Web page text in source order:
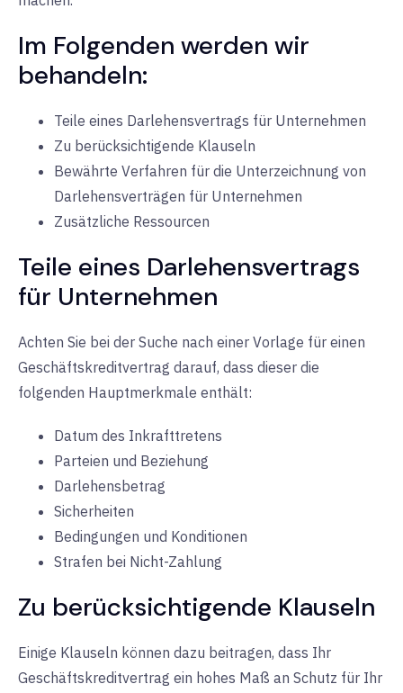
Im Folgenden werden wir
behandeln:
Teile eines Darlehensvertrags für Unternehmen
Zu berücksichtigende Klauseln
Bewährte Verfahren für die Unterzeichnung von
Darlehensverträgen für Unternehmen
Zusätzliche Ressourcen
Teile eines Darlehensvertrags
für Unternehmen
Achten Sie bei der Suche nach einer Vorlage für einen
Geschäftskreditvertrag darauf, dass dieser die
folgenden Hauptmerkmale enthält:
Datum des Inkrafttretens
Parteien und Beziehung
Darlehensbetrag
Sicherheiten
Bedingungen und Konditionen
Strafen bei Nicht-Zahlung
Zu berücksichtigende Klauseln
Einige Klauseln können dazu beitragen, dass Ihr
Geschäftskreditvertrag ein hohes Maß an Schutz für Ihr